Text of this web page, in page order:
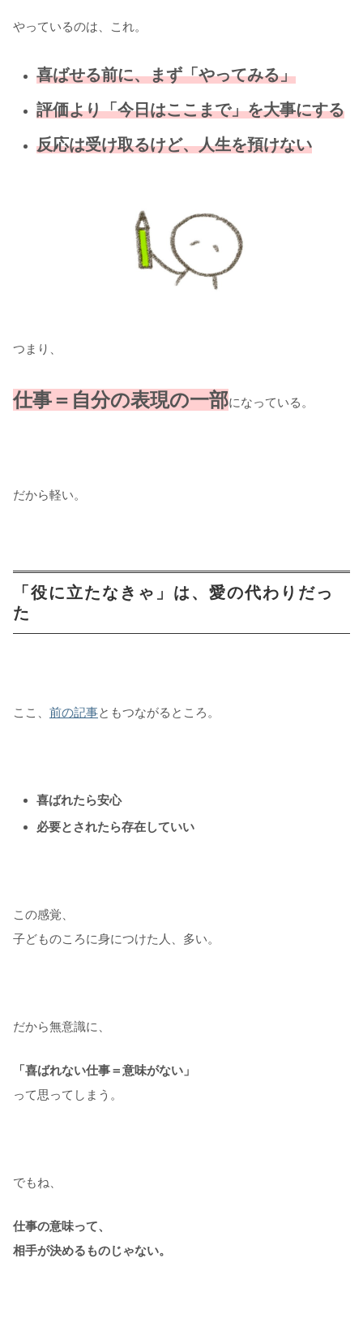
やっているのは、これ。
喜ばせる前に、まず「やってみる」
評価より「今日はここまで」を大事にする
反応は受け取るけど、人生を預けない
つまり、
仕事＝自分の表現の一部になっている。
だから軽い。
「役に立たなきゃ」は、愛の代わりだっ
た
ここ、 前の記事ともつながるところ。
喜ばれたら安心
必要とされたら存在していい
この感覚、
子どものころに身につけた人、多い。
だから無意識に、
「喜ばれない仕事＝意味がない」
って思ってしまう。
でもね、
仕事の意味って、
相手が決めるものじゃない。